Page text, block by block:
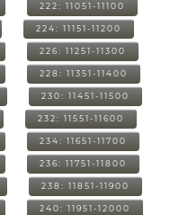
222: 11051-11100
224: 11151-11200
226: 11251-11300
228: 11351-11400
230: 11451-11500
232: 11551-11600
234: 11651-11700
236: 11751-11800
238: 11851-11900
240: 11951-12000